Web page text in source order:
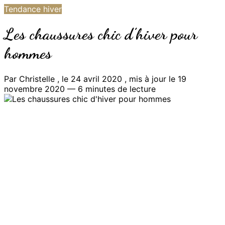
Tendance hiver
Les chaussures chic d’hiver pour
hommes
Par Christelle , le 24 avril 2020 , mis à jour le 19
novembre 2020 — 6 minutes de lecture